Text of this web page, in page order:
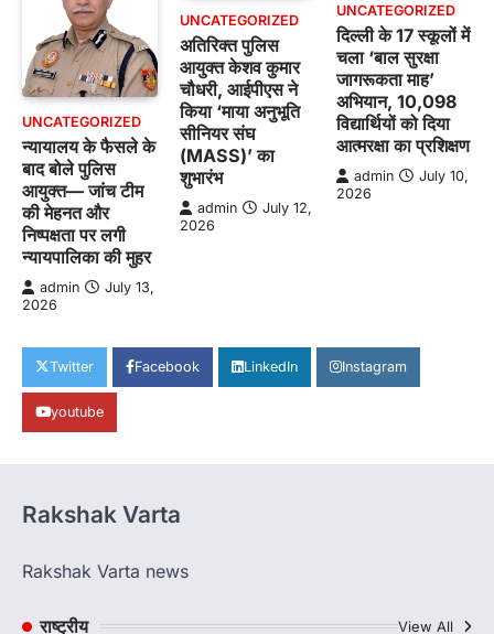
UNCATEGORIZED
न्यायालय के फैसले के
बाद बोले पुलिस
आयुक्त— जांच टीम
की मेहनत और
निष्पक्षता पर लगी
न्यायपालिका की मुहर
admin
July 13,
2026
UNCATEGORIZED
अतिरिक्त पुलिस
आयुक्त केशव कुमार
चौधरी, आईपीएस ने
किया ‘माया अनुभूति
सीनियर संघ
(MASS)’ का
शुभारंभ
admin
July 12,
2026
UNCATEGORIZED
दिल्ली के 17 स्कूलों में
चला ‘बाल सुरक्षा
जागरूकता माह’
अभियान, 10,098
विद्यार्थियों को दिया
आत्मरक्षा का प्रशिक्षण
admin
July 10,
2026
Twitter Facebook LinkedIn Instagram
youtube
Rakshak Varta
Rakshak Varta news
राष्ट्रीय View All